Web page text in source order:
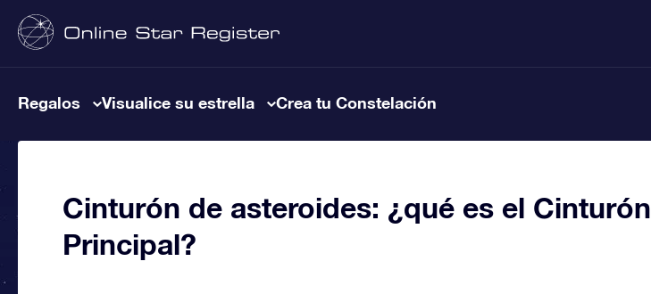
Regalos Visualice su estrella Crea tu Constelación
Cinturón de asteroides: ¿qué es el Cinturón
Principal?